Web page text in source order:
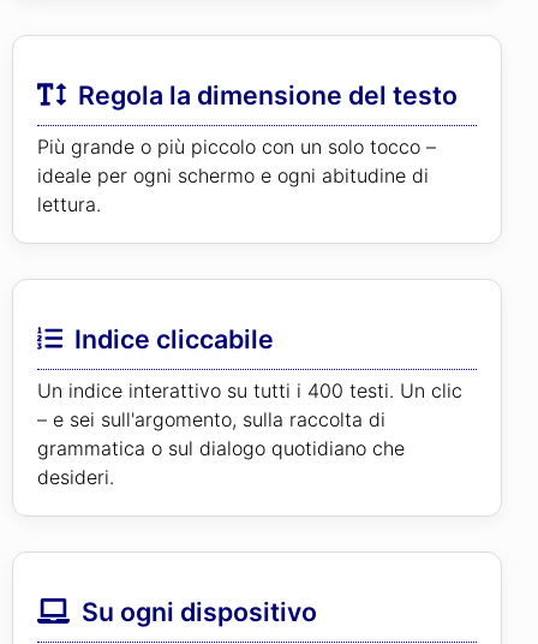
Regola la dimensione del testo
Più grande o più piccolo con un solo tocco –
ideale per ogni schermo e ogni abitudine di
lettura.
Indice cliccabile
Un indice interattivo su tutti i 400 testi. Un clic
– e sei sull'argomento, sulla raccolta di
grammatica o sul dialogo quotidiano che
desideri.
Su ogni dispositivo